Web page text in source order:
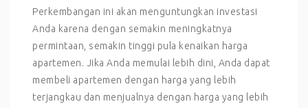
Perkembangan ini akan menguntungkan investasi
Anda karena dengan semakin meningkatnya
permintaan, semakin tinggi pula kenaikan harga
apartemen. Jika Anda memulai lebih dini, Anda dapat
membeli apartemen dengan harga yang lebih
terjangkau dan menjualnya dengan harga yang lebih